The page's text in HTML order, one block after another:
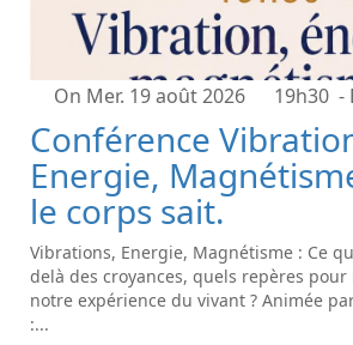
On Mer. 19 août 2026 19h30 -
Conférence
Energie,
le corps sait.
Vibrations, Energie, Magnétisme : Ce
delà des croyances, quels repères
notre expérience du vivant ? Animée
:...